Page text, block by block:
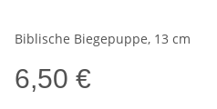
Biblische Biegepuppe, 13 cm
6,50 €